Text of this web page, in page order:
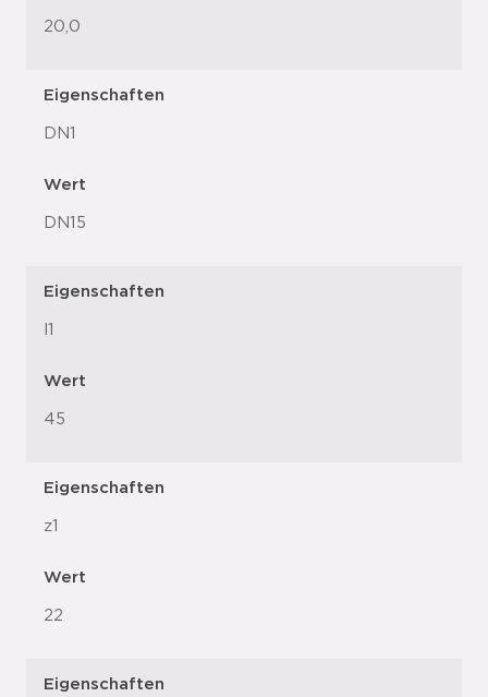
20,0
Eigenschaften
DN1
Wert
DN15
Eigenschaften
l1
Wert
45
Eigenschaften
z1
Wert
22
Eigenschaften